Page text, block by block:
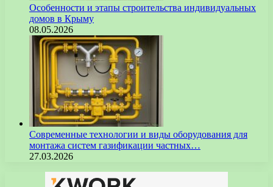
Особенности и этапы строительства индивидуальных
домов в Крыму
08.05.2026
Современные технологии и виды оборудования для
монтажа систем газификации частных…
27.03.2026